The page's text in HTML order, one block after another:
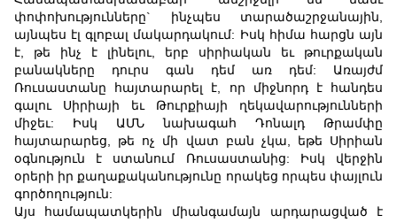
փոփոխությունները` ինչպես տարածաշրջանային,
այնպես էլ գլոբալ մակարդակում: Իսկ հիմա հարցն այն
է, թե ինչ է լինելու, երբ սիրիական եւ թուրքական
բանակները դուրս գան դեմ առ դեմ: Առայժմ
Ռուսաստանը հայտարարել է, որ միջնորդ է հանդես
գալու Սիրիայի եւ Թուրքիայի ղեկավարությունների
միջեւ: Իսկ ԱՄՆ նախագահ Դոնալդ Թրամփը
հայտարարեց, թե ոչ մի վատ բան չկա, եթե Սիրիան
օգնություն է ստանում Ռուսաստանից: Իսկ վերջին
օրերի իր քաղաքականությունը որակեց որպես փայլուն
գործողություն:
Այս համապատկերին միանգամայն արդարացված է